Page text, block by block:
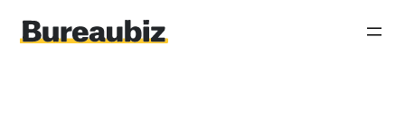
indhold